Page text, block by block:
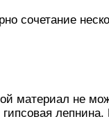
сочетание
материал не
гипсовая